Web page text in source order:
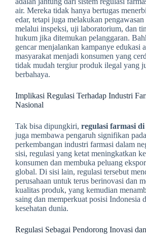
air. Mereka tidak hanya bertugas
edar, tetapi juga melakukan pengawasan
melalui inspeksi, uji laboratorium, dan
hukum jika ditemukan pelanggaran.
gencar menjalankan kampanye edukasi
masyarakat menjadi konsumen yang
tidak mudah tergiur produk ilegal yang
berbahaya.
Implikasi Regulasi Terhadap Industri
Nasional
Tak bisa dipungkiri, regulasi farmasi di
juga membawa pengaruh signifikan pada
perkembangan industri farmasi dalam
sisi, regulasi yang ketat meningkatkan
konsumen dan membuka peluang
global. Di sisi lain, regulasi tersebut
perusahaan untuk terus berinovasi dan
kualitas produk, yang kemudian
saing dan memperkuat posisi Indonesia
kesehatan dunia.
Regulasi Sebagai Pendorong Inovasi